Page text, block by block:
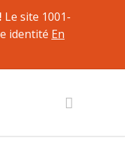
Le site 1001-
identité En